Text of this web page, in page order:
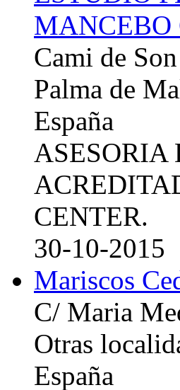
MANCEBO
Cami de
Palma de
España
ASESORIA
CENTER.
30-10-2015
Mariscos
C/ Maria
Otras
España